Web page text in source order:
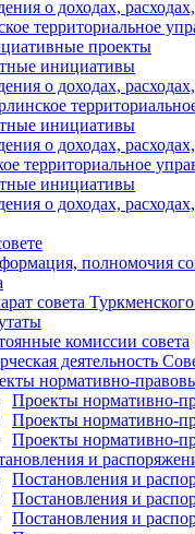
о доходах,
территориальное
проекты
инициативы
о доходах,
инициативы
о доходах,
территориальное
инициативы
о доходах,
полномочия
совета
комиссии совета
деятельность
нормативно-
Проекты нормативно-
Проекты нормативно-
Проекты нормативно-
и
Постановления и
Постановления и
Постановления и